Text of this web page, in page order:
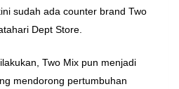
sudah ada counter brand Two
Dept Store.
Two Mix pun menjadi
mendorong pertumbuhan